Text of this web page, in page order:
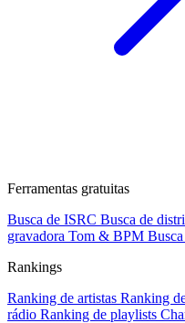
Ferramentas gratuitas
Busca de ISRC Busca de
gravadora Tom & BPM
Rankings
Ranking de artistas Ranking
rádio Ranking de playlists